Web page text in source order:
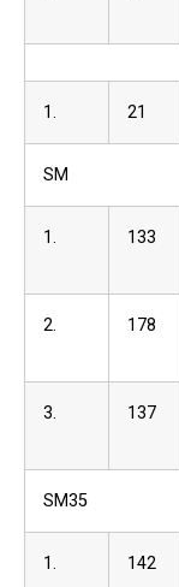
1. 21
SM
1. 133
2. 178
3. 137
SM35
1. 142